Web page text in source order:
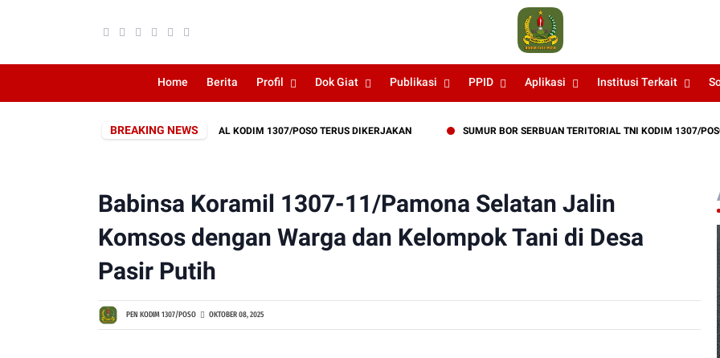
Home Berita Profil Dok Giat Publikasi PPID Aplikasi Institusi Terkait
BREAKING NEWS
JALAN SERBUAN TERITORIAL KODIM 1307/POSO TERUS DIKERJAKAN SUMUR BOR SERBUAN TERITORIAL TNI KODIM 1307/POSO
Babinsa Koramil 1307-11/Pamona Selatan Jalin
Komsos dengan Warga dan Kelompok Tani di Desa
Pasir Putih
PEN KODIM 1307/POSO OKTOBER 08, 2025